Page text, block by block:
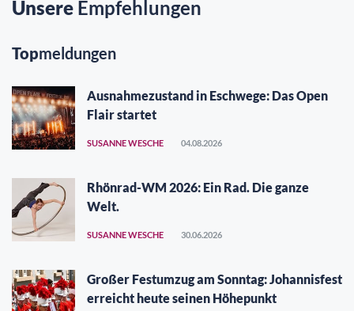
Unsere Empfehlungen
Topmeldungen
Ausnahmezustand in Eschwege: Das Open
Flair startet
SUSANNE WESCHE 04.08.2026
Rhönrad-WM 2026: Ein Rad. Die ganze
Welt.
SUSANNE WESCHE 30.06.2026
Großer Festumzug am Sonntag: Johannisfest
erreicht heute seinen Höhepunkt